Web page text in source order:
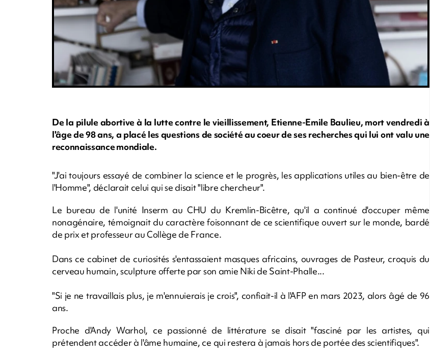
De la pilule abortive à la lutte contre le vieillissement, Etienne-Emile Baulieu, mort vendredi à
l'âge de 98 ans, a placé les questions de société au coeur de ses recherches qui lui ont valu une
reconnaissance mondiale.
"J'ai toujours essayé de combiner la science et le progrès, les applications utiles au bien-être de
l'Homme", déclarait celui qui se disait "libre chercheur".
Le bureau de l'unité Inserm au CHU du Kremlin-Bicêtre, qu'il a continué d'occuper même
nonagénaire, témoignait du caractère foisonnant de ce scientifique ouvert sur le monde, bardé
de prix et professeur au Collège de France.
Dans ce cabinet de curiosités s'entassaient masques africains, ouvrages de Pasteur, croquis du
cerveau humain, sculpture offerte par son amie Niki de Saint-Phalle...
"Si je ne travaillais plus, je m'ennuierais je crois", confiait-il à l'AFP en mars 2023, alors âgé de 96
ans.
Proche d'Andy Warhol, ce passionné de littérature se disait "fasciné par les artistes, qui
prétendent accéder à l'âme humaine, ce qui restera à jamais hors de portée des scientifiques".